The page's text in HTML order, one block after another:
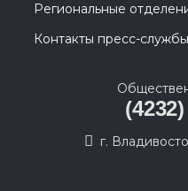
Региональные
Контакты пресс-службы
г.